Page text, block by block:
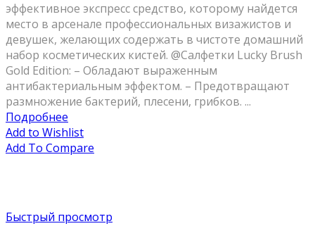
эффективное экспресс средство, которому найдется
место в арсенале профессиональных визажистов и
девушек, желающих содержать в чистоте домашний
набор косметических кистей. @Салфетки Lucky Brush
Gold Edition: – Обладают выраженным
антибактериальным эффектом. – Предотвращают
размножение бактерий, плесени, грибков. ...
Подробнее
Add to Wishlist
Add To Compare
Быстрый просмотр